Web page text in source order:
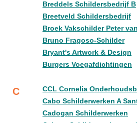
Breddels Schildersbedrijf B
Breetveld Schildersbedrijf
Broek Vakschilder Peter
Bruno Fragoso-Schilder
Bryant's Artwork & Design
Burgers Voegafdichtingen
C
CCL Cornelia
Cabo Schilderwerken A
Cadogan Schilderwerken